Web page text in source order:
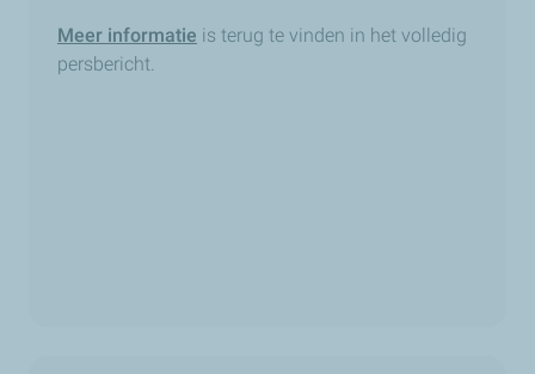
Meer informatie is terug te vinden in het volledig
persbericht.